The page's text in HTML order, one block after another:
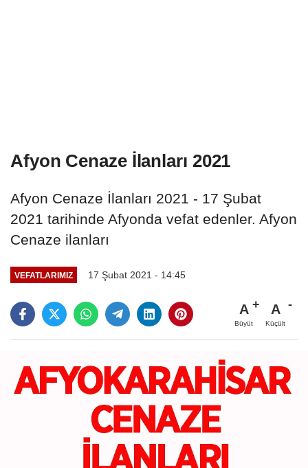
Afyon Cenaze İlanları 2021
Afyon Cenaze İlanları 2021 - 17 Şubat
2021 tarihinde Afyonda vefat edenler. Afyon
Cenaze ilanları
VEFATLARIMIZ 17 Şubat 2021 - 14:45
A
Büyüt
A
Küçült